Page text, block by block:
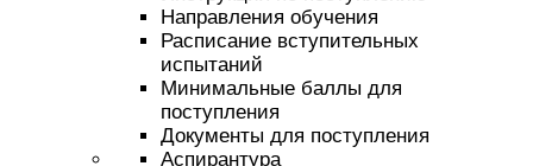
Направления обучения
Расписание вступительных
испытаний
Минимальные баллы для
поступления
Документы для поступления
Аспирантура